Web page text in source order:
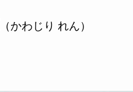
（かわじり れん）